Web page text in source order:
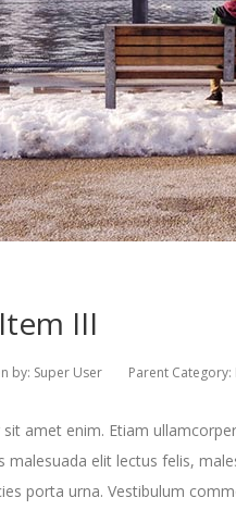
III
by: Super User Parent Category:
amet enim. Etiam
malesuada elit lectus felis,
porta urna. Vestibulum